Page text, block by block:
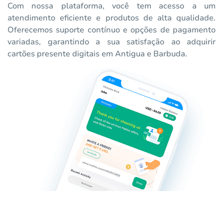
Com nossa plataforma, você tem acesso a um
atendimento eficiente e produtos de alta qualidade.
Oferecemos suporte contínuo e opções de pagamento
variadas, garantindo a sua satisfação ao adquirir
cartões presente digitais em Antigua e Barbuda.